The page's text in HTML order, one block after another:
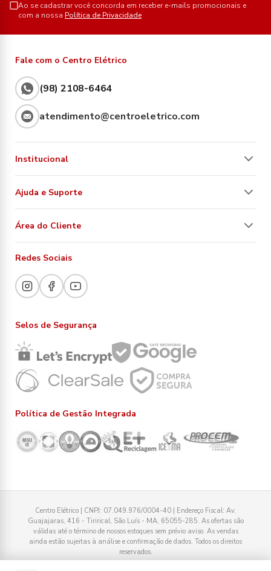
Ao se cadastrar você concorda em receber e-mails promocionais e
com a nossa Política de Privacidade
Fale com o Centro Elétrico
(98) 2108-6464
atendimento@centroeletrico.com
Institucional
Ajuda e Suporte
Área do Cliente
Redes Sociais
Selos de Segurança
Política de Gestão Integrada
Centro Elétrico | CNPJ: 07.049.976/0004-40 | Endereço Fiscal: Av.
Guajajaras, 416 - Tirirical, São Luís - MA, 65055-285. As ofertas são
válidas até o término de nossos estoques sem prévio aviso. As vendas
ainda estão sujeitas à análise e confirmação de dados. Todos os direitos
reservados.